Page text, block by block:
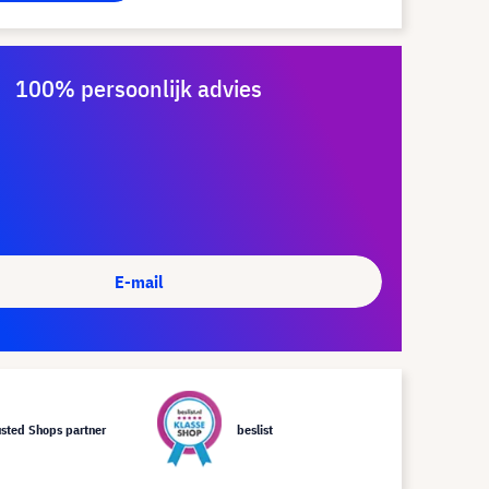
100% persoonlijk advies
E-mail
Shops partner beslist